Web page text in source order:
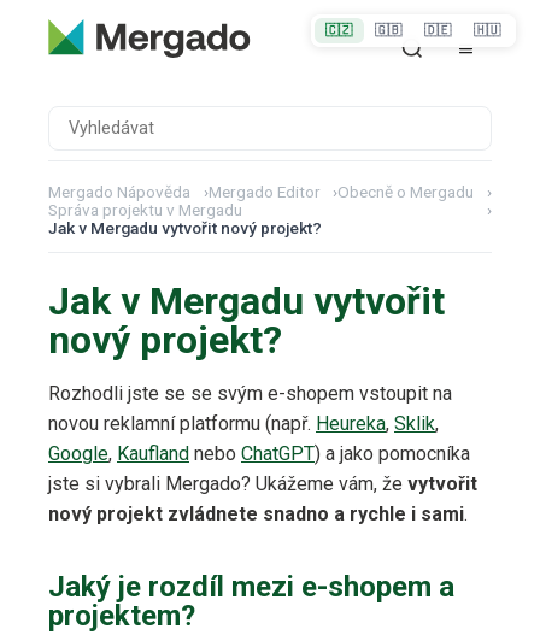
Mergado Nápověda ›Mergado Editor ›Obecně o Mergadu
›
Správa projektu v Mergadu
›
Jak v Mergadu vytvořit nový projekt?
Jak v Mergadu vytvořit
nový projekt?
Rozhodli jste se se svým e-shopem vstoupit na
novou reklamní platformu (např. Heureka, Sklik,
Google, Kaufland nebo ChatGPT) a jako pomocníka
jste si vybrali Mergado? Ukážeme vám, že vytvořit
nový projekt zvládnete snadno a rychle i sami.
Jaký je rozdíl mezi e-shopem a
projektem?
🇨🇿 🇬🇧 🇩🇪 🇭🇺